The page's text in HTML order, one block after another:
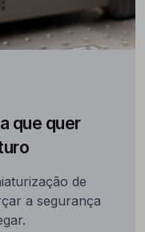
que quer
de
a segurança